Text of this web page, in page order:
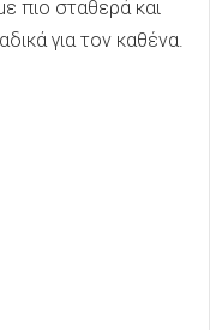
πιο σταθερά και
για τον καθένα.